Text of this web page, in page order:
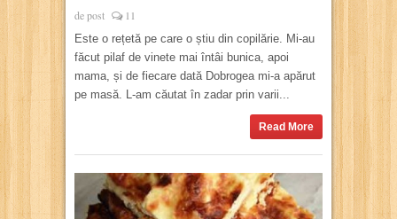
de post
11
Este o rețetă pe care o știu din copilărie. Mi-au
făcut pilaf de vinete mai întâi bunica, apoi
mama, și de fiecare dată Dobrogea mi-a apărut
pe masă. L-am căutat în zadar prin varii...
Read More